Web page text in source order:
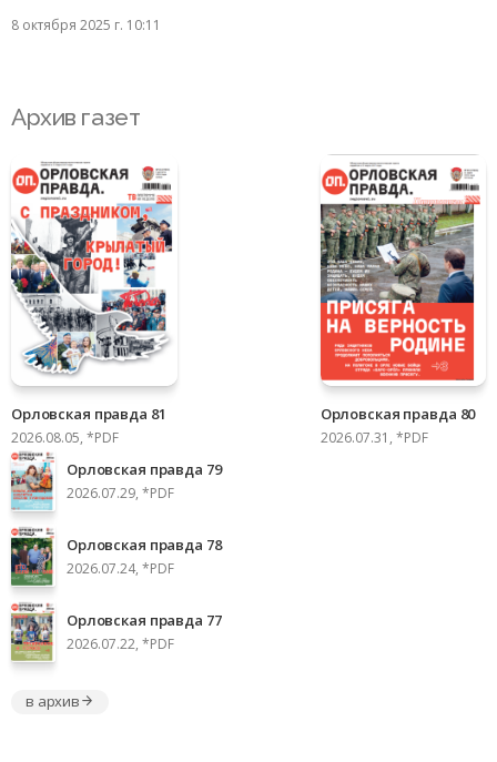
8 октября 2025 г. 10:11
Архив газет
Орловская правда 81
2026.08.05, *PDF
Орловская правда 80
2026.07.31, *PDF
Орловская правда 79
2026.07.29, *PDF
Орловская правда 78
2026.07.24, *PDF
Орловская правда 77
2026.07.22, *PDF
в архив